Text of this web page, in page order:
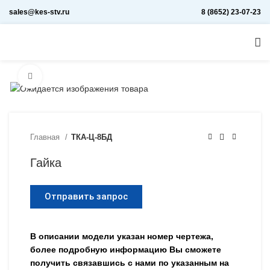
sales@kes-stv.ru 8 (8652) 23-07-23
Главная ТКА-Ц-8БД
Гайка
Отправить запрос
В описании модели указан номер чертежа,
более подробную информацию Вы сможете
получить связавшись с нами по указанным на